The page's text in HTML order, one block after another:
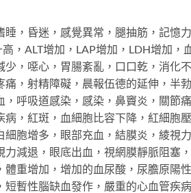
睡，昏迷，感覺異常，腿抽筋，記
，ALT增加，LAP增加，LDH增加
，噁心，胃腸紊亂，口口乾，消化
，射精障礙，晨報伍德的延伸，半
呼吸道感染，感染，鼻竇炎，關節
病，紅斑，血細胞比容下降，紅細胞
胞增多，眼部充血，結膜炎，綾視
減退，眼底出血，視網膜靜脈阻塞
體重增加，增加的血尿酸，尿膽原陽
暫性腦缺血發作，嚴重的心血管疾